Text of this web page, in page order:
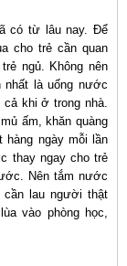
có từ lâu nay. Để
cho trẻ cần quan
ngủ. Không nên
nhất là uống nước
cả khi ở trong nhà.
ấm, khăn quàng
hàng ngày mỗi lần
thay ngay cho trẻ
Nên tắm nước
cần lau người thật
vào phòng học,